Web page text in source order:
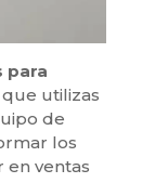
para
utilizas
de
los
en ventas